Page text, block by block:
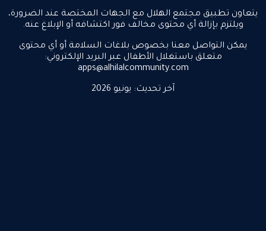
يتعاون تطبيق مجتمع الهلال مع الجهات المختصة عند الضرورة،
ويلتزم بإزالة أي محتوى مخالف فور اكتشافه أو الإبلاغ عنه.
يمكن التواصل معنا بخصوص بلاغات السلامة أو أي محتوى
متعلق باستغلال الأطفال عبر البريد الإلكتروني:
apps@alhilalcommunity.com
آخر تحديث: يونيو 2026